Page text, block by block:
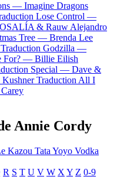
— Imagine Dragons
Lose Control —
& Rauw Alejandro
Tree — Brenda Lee
Traduction Godzilla —
For? — Billie Eilish
Special — Dave &
Traduction All I
Annie Cordy
Kazou Tata Yoyo Vodka
R S T U V W X Y Z 0-9